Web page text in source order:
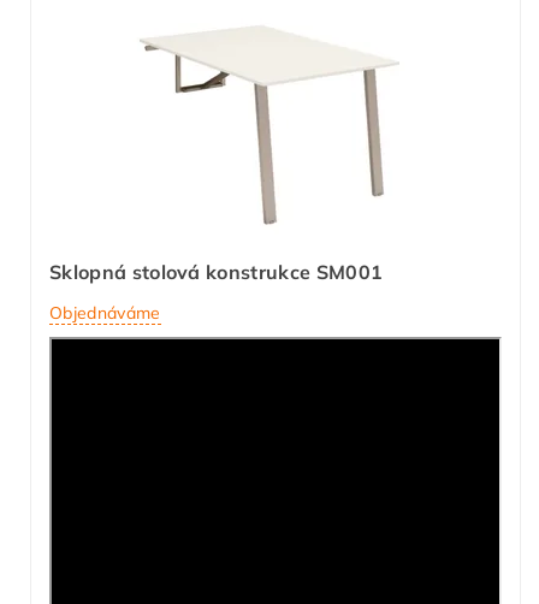
Sklopná stolová konstrukce SM001
Objednáváme